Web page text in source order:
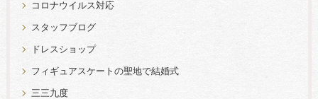
コロナウイルス対応
スタッフブログ
ドレスショップ
フィギュアスケートの聖地で結婚式
三三九度